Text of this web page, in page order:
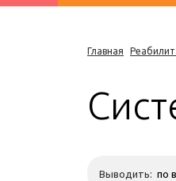
Главная
Выводить: